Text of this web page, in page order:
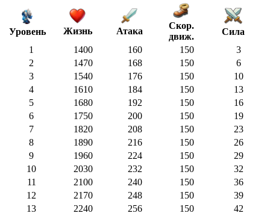
Уровень Жизнь Атака
Скор.
движ.
Сила
1
1400 160 150
3
2
1470 168 150
6
3
1540 176 150
10
4
1610 184 150
13
5
1680 192 150
16
6
1750 200 150
19
7
1820 208 150
23
8
1890 216 150
26
9
1960 224 150
29
10
2030 232 150
32
11
2100 240 150
36
12
2170 248 150
39
13
2240 256 150
42